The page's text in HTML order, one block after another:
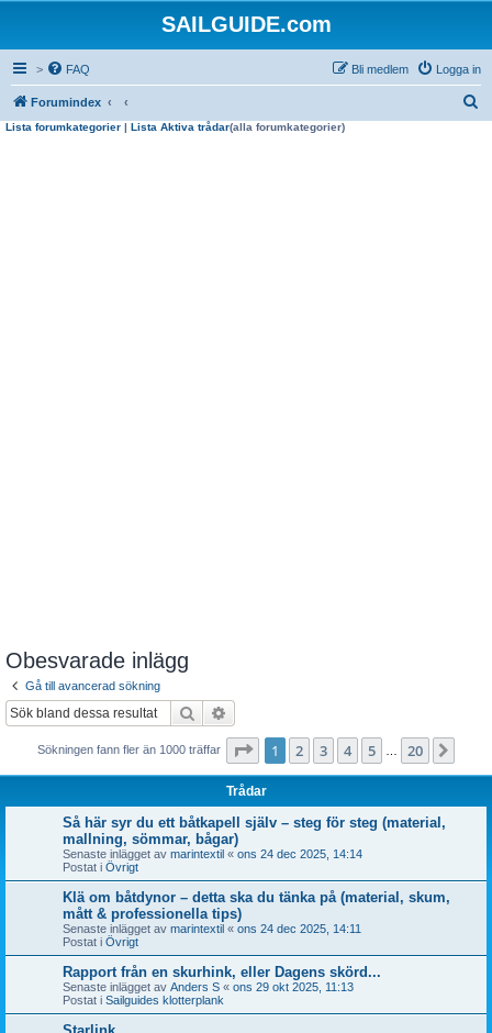
SAILGUIDE.com
> FAQ Logga in
Bli medlem
Forumindex
Lista forumkategorier | Lista Aktiva trådar(alla forumkategorier)
Obesvarade inlägg
Gå till avancerad sökning
Sök
Sökningen fann fler än 1000 träffar Sida av 20
1 2 3 4 5 20
Trådar
Så här syr du ett båtkapell själv – steg för steg (material,
mallning, sömmar, bågar)
Senaste inlägget av marintextil « ons 24 dec 2025, 14:14
Postat i Övrigt
Klä om båtdynor – detta ska du tänka på (material, skum,
mått & professionella tips)
Senaste inlägget av marintextil « ons 24 dec 2025, 14:11
Postat i Övrigt
Rapport från en skurhink, eller Dagens skörd...
Senaste inlägget av Anders S « ons 29 okt 2025, 11:13
Postat i Sailguides klotterplank
Starlink